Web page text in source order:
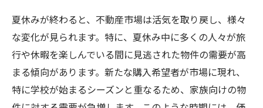
夏休みが終わると、不動産市場は活気を取り戻し、様々
な変化が見られます。特に、夏休み中に多くの人々が旅
行や休暇を楽しんでいる間に見逃された物件の需要が高
まる傾向があります。新たな購入希望者が市場に現れ、
特に学校が始まるシーズンと重なるため、家族向けの物